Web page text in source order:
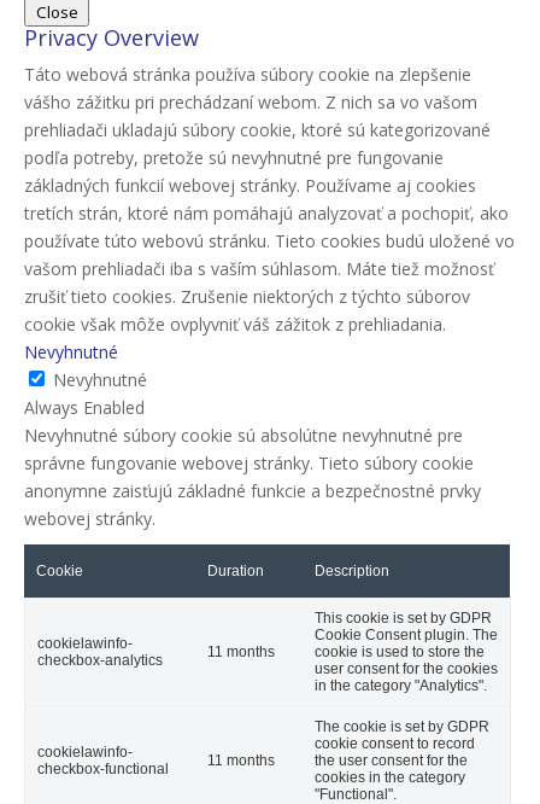
Close
Privacy Overview
Táto webová stránka používa súbory cookie na zlepšenie
vášho zážitku pri prechádzaní webom. Z nich sa vo vašom
prehliadači ukladajú súbory cookie, ktoré sú kategorizované
podľa potreby, pretože sú nevyhnutné pre fungovanie
základných funkcií webovej stránky. Používame aj cookies
tretích strán, ktoré nám pomáhajú analyzovať a pochopiť, ako
používate túto webovú stránku. Tieto cookies budú uložené vo
vašom prehliadači iba s vaším súhlasom. Máte tiež možnosť
zrušiť tieto cookies. Zrušenie niektorých z týchto súborov
cookie však môže ovplyvniť váš zážitok z prehliadania.
Nevyhnutné
Nevyhnutné
Always Enabled
Nevyhnutné súbory cookie sú absolútne nevyhnutné pre
správne fungovanie webovej stránky. Tieto súbory cookie
anonymne zaisťujú základné funkcie a bezpečnostné prvky
webovej stránky.
Cookie Duration Description
cookielawinfo-
checkbox-analytics
11 months
This cookie is set by GDPR
Cookie Consent plugin. The
cookie is used to store the
user consent for the cookies
in the category "Analytics".
cookielawinfo-
checkbox-functional
11 months
The cookie is set by GDPR
cookie consent to record
the user consent for the
cookies in the category
"Functional".